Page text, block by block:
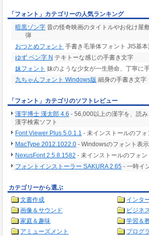
「フォント」カテゴリーの人気ランキング
暗黒ゾン字 昔の怪奇映画のタイトルやお化け屋
弾
おつとめフォント 手書き毛筆体フォント JIS基
ゆず ペン字 N テキトーな感じの手書き文字
妹フォント 妹のような少女が一生懸命、丁寧に
九ちゃんフォント Windows版 細身の手書き文字
「フォント」カテゴリのソフトレビュー
漢字博士 漢太郎 4.6 - 56,000以上の漢字を、読
漢字検索ソフト
Font Viewer Plus 5.0.1.1 - 未インストールのフ
MacType 2012.1022.0 - Windowsのフォント表
NexusFont 2.5.8.1582 - 未インストールのフォ
フォントインストーラー SAKURA 2.65 - 一時イ
カテゴリーから選ぶ
文書作成
インタ
画像＆サウンド
ビジネ
家庭＆趣味
学習＆
アミューズメント
プログ